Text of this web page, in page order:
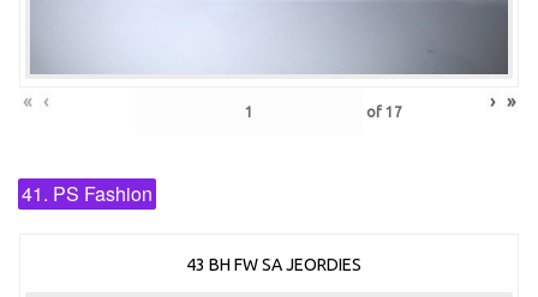
« ‹ of 17 › »
41. PS Fashion
43 BH FW SA JEORDIES